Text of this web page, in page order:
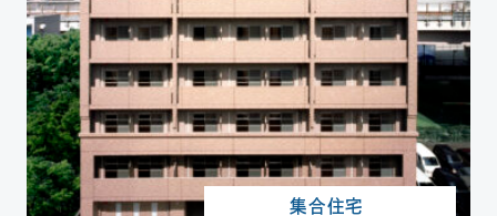
集合住宅